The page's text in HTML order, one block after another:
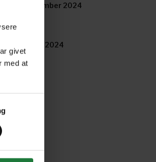
givet
med at
September 2024
March 2024